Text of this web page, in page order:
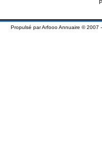
Propulsé parArfooo Annuaire © 2007